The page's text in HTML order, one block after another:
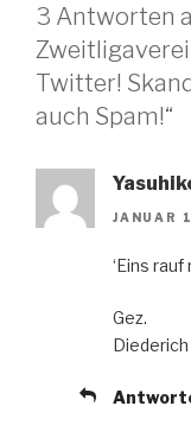
3 Antworten
Twitter!
auch Spam!“
JANUAR
‘Eins rauf
Gez.